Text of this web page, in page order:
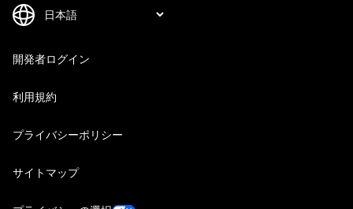
開発者ログイン
利用規約
プライバシーポリシー
サイトマップ